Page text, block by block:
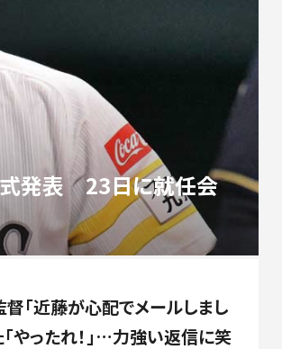
式発表 23日に就任会
督「近藤が心配でメールしまし
やったれ！」…力強い返信に笑